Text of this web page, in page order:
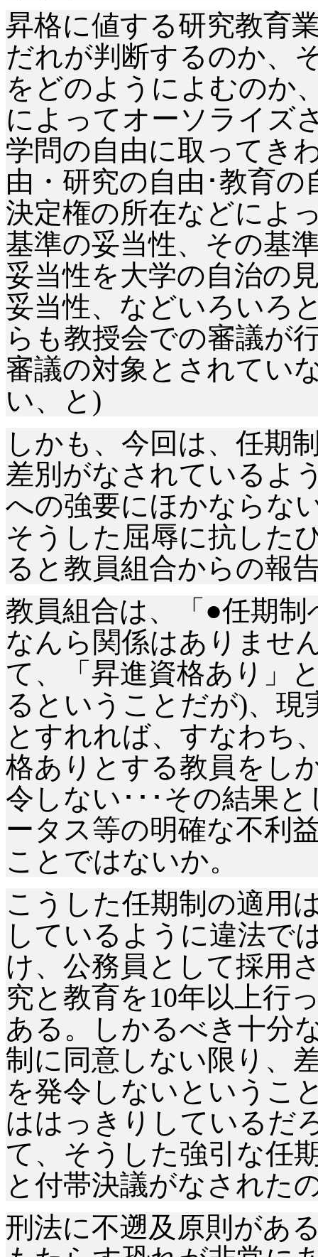
昇格に値する研究教育
だれが判断するのか、
をどのようによむのか
によってオーソライズ
学問の自由に取ってき
由・研究の自由･教育
決定権の所在などによ
基準の妥当性、その基
妥当性を大学の自治の
妥当性、などいろいろ
らも教授会での審議が
審議の対象とされてい
い、と)
しかも、今回は、任期
差別がなされているよ
への強要にほかならな
そうした屈辱に抗した
ると教員組合からの報
教員組合は、「●任期
なんら関係はありませ
て、「昇進資格あり」
るということだが)、
とすれれば、すなわち
格ありとする教員をし
令しない･･･その結果
ータス等の明確な不利
ことではないか。
こうした任期制の適用
しているように違法で
け、公務員として採用
究と教育を10年以上行
ある。しかるべき十分
制に同意しない限り、
を発令しないというこ
ははっきりしているだ
て、そうした強引な任
と付帯決議がなされた
刑法に不遡及原則があ